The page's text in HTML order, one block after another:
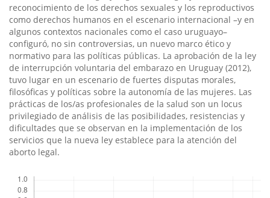
reconocimiento de los derechos sexuales y los reproductivos
como derechos humanos en el escenario internacional –y en
algunos contextos nacionales como el caso uruguayo–
configuró, no sin controversias, un nuevo marco ético y
normativo para las polí­ticas públicas. La aprobación de la ley
de interrupción voluntaria del embarazo en Uruguay (2012),
tuvo lugar en un escenario de fuertes disputas morales,
filosóficas y polí­ticas sobre la autonomí­a de las mujeres. Las
prácticas de los/as profesionales de la salud son un locus
privilegiado de análisis de las posibilidades, resistencias y
dificultades que se observan en la implementación de los
servicios que la nueva ley establece para la atención del
aborto legal.